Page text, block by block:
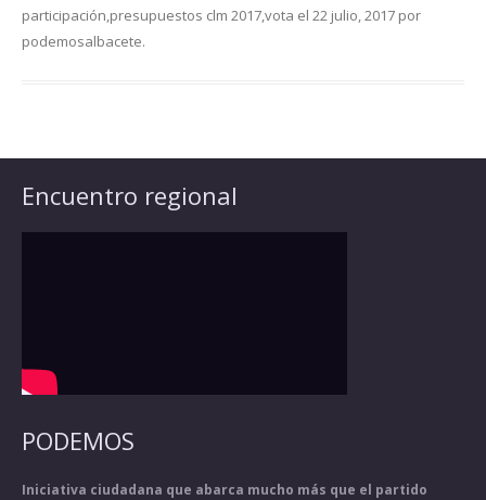
participación,presupuestos clm 2017,vota el 22 julio, 2017 por
podemosalbacete.
Encuentro regional
PODEMOS
Iniciativa ciudadana que abarca mucho más que el partido